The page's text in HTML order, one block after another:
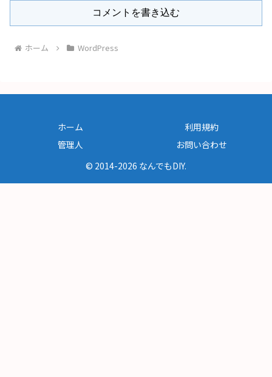
コメントを書き込む
ホーム WordPress
ホーム
利用規約
管理人
お問い合わせ
© 2014-2026 なんでもDIY.